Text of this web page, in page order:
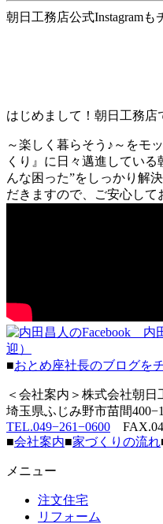
朝日工務店公式Instagramも
はじめまして！朝日工務店
～楽しく暮らそう♪～をモ
くり』に日々邁進してい
んな困った”をしっかり解
だきますので、ご安心して
内
迎）
■おとめ座社長のブログを
＜会社案内＞株式会社朝日
埼玉県ふじみ野市苗間400−1
TEL.049−261−0600
■会社案内■家づくりの流れ
メニュー
注文住宅
リフォーム